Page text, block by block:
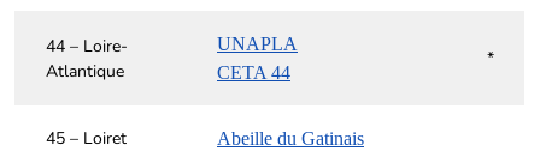
44 – Loire-
Atlantique
UNAPLA
CETA 44
*
45 – Loiret Abeille du Gatinais